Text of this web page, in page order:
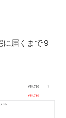
届くまで９